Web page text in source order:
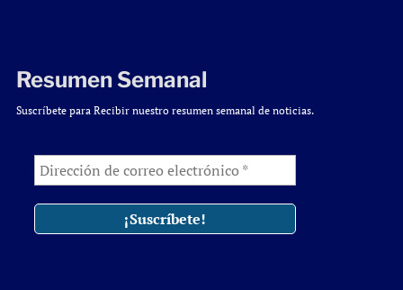
Resumen Semanal
Suscríbete para Recibir nuestro resumen semanal de noticias.